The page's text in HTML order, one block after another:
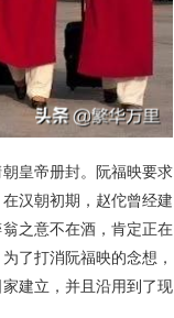
皇帝册封。阮福映要求
汉朝初期，赵佗曾经建
之意不在酒，肯定正在
了打消阮福映的念想，
建立，并且沿用到了现